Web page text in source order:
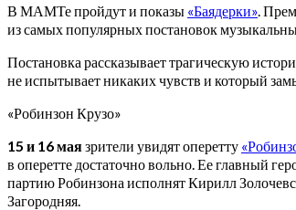
В МАМТе пройдут и показы «Баядерки».
из самых популярных постановок
Постановка рассказывает трагическую
не испытывает никаких чувств и который
«Робинзон Крузо»
15 и 16 маязрители увидят оперетту
в оперетте достаточно вольно. Ее главный
партию Робинзона исполнят Кирилл
Загородняя.